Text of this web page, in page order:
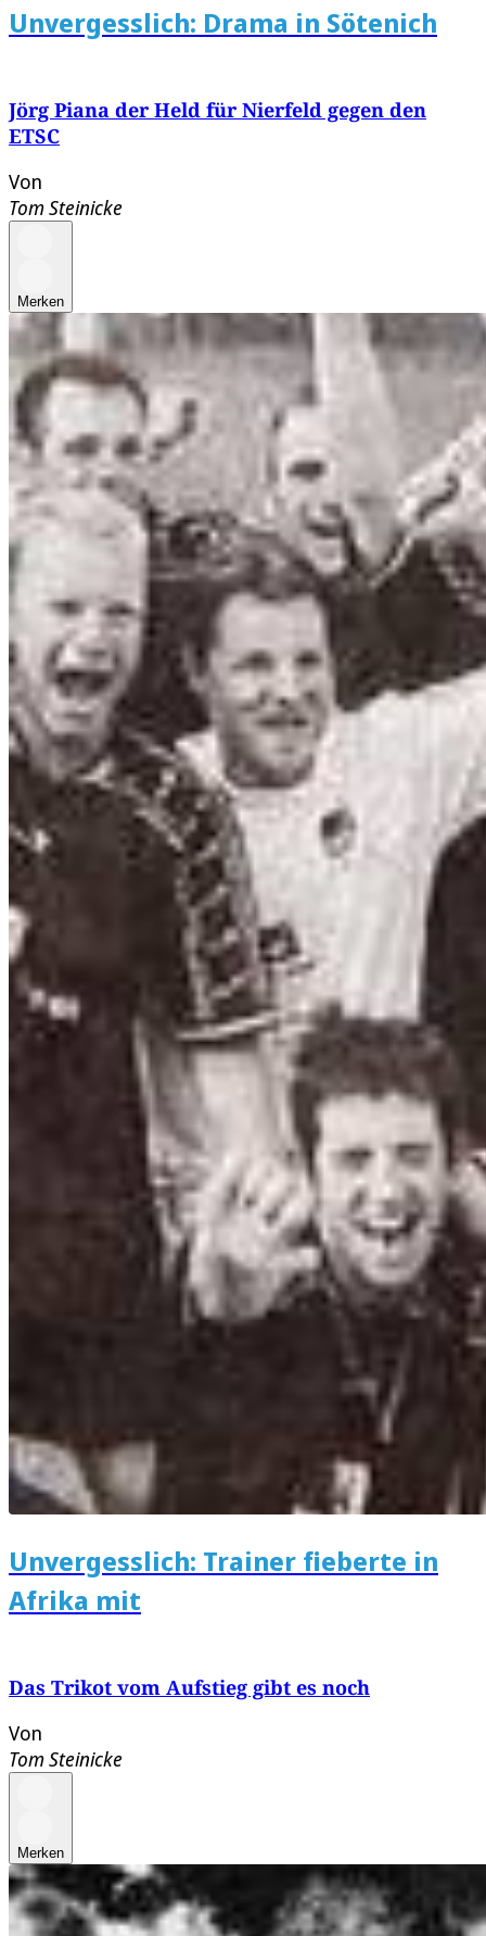
Unvergesslich: Drama in Sötenich
Jörg Piana der Held für Nierfeld gegen den
ETSC
Von
Tom Steinicke
Merken
Unvergesslich: Trainer fieberte in
Afrika mit
Das Trikot vom Aufstieg gibt es noch
Von
Tom Steinicke
Merken